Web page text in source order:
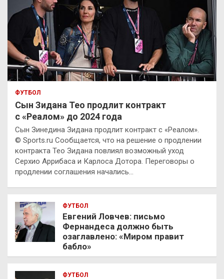
ФУТБОЛ
Сын Зидана Тео продлит контракт
с «Реалом» до 2024 года
Сын Зинедина Зидана продлит контракт с «Реалом».
© Sports.ru Сообщается, что на решение о продлении
контракта Тео Зидана повлиял возможный уход
Серхио Аррибаса и Карлоса Дотора. Переговоры о
продлении соглашения начались…
ФУТБОЛ
Евгений Ловчев: письмо
Фернандеса должно быть
озаглавлено: «Миром правит
бабло»
ФУТБОЛ